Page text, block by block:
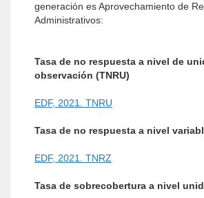
generación es Aprovechamiento de
Administrativos:
Tasa de no respuesta a nivel de
observación (TNRU)
EDF, 2021. TNRU
Tasa de no respuesta a nivel
EDF, 2021. TNRZ
Tasa de sobrecobertura a nivel